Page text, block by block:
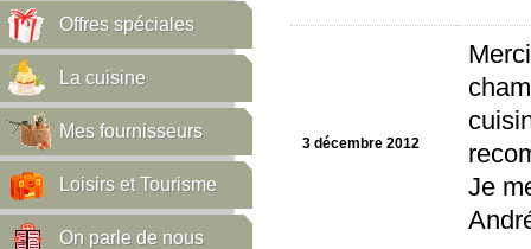
Offres spéciales
La cuisine
Mes fournisseurs
Loisirs et Tourisme
On parle de nous
3 décembre 2012
Je